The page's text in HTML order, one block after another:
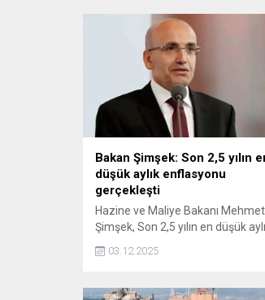
tek haneli seyrini sürdürdü dedi.
Bakan Şimşek: Son 2,5 yılın
düşük aylık enflasyonu
gerçekleşti
Hazine ve Maliye Bakanı Mehmet
Şimşek, Son 2,5 yılın en düşük
enflasyon son 4 yılın en düşük
Mayıs ayına göre iyileşme 44
03.12.2025